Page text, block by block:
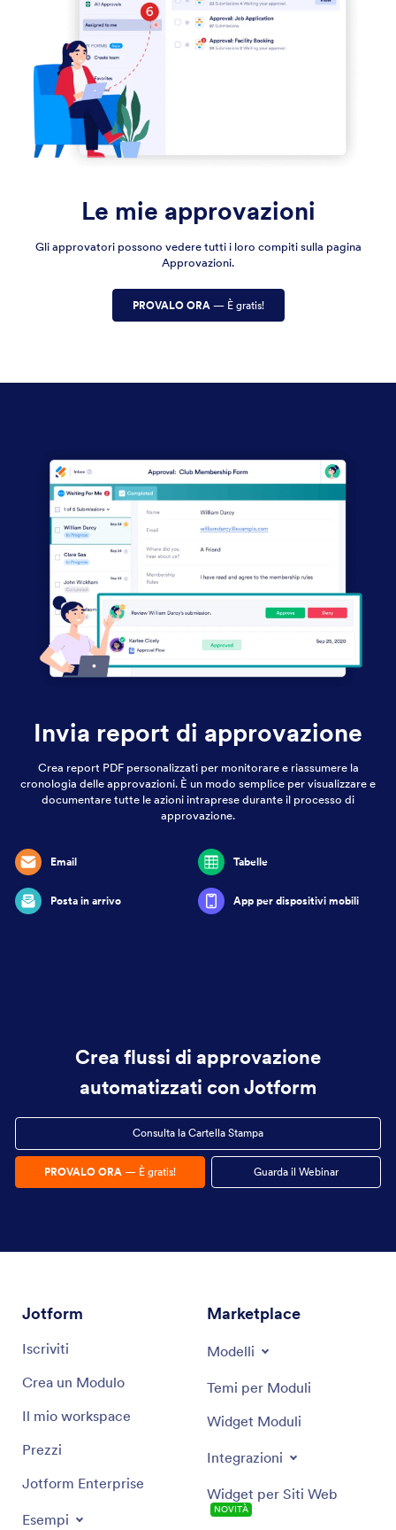
Le mie approvazioni
Gli approvatori possono vedere tutti i loro compiti sulla pagina
Approvazioni.
PROVALO ORA — È gratis!
Invia report di approvazione
Crea report PDF personalizzati per monitorare e riassumere la
cronologia delle approvazioni. È un modo semplice per visualizzare e
documentare tutte le azioni intraprese durante il processo di
approvazione.
Email Tabelle
Posta in arrivo App per dispositivi mobili
Crea flussi di approvazione
automatizzati con Jotform
Consulta la Cartella Stampa
PROVALO ORA — È gratis! Guarda il Webinar
Jotform
Iscriviti
Crea un Modulo
Il mio workspace
Prezzi
Jotform Enterprise
Esempi
Marketplace
Modelli
Temi per Moduli
Widget Moduli
Integrazioni
Widget per Siti Web
NOVITÀ